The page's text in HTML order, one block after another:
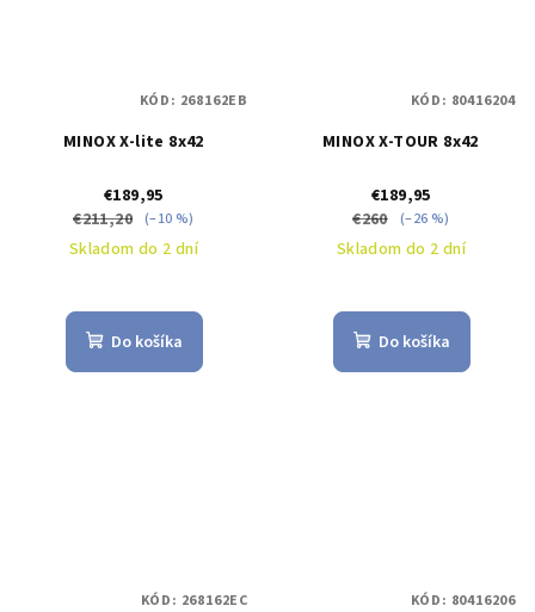
MINOX X-lite 8x42
€189,95
€211,20 (–10 %)
Skladom do 2 dní
Do košíka
KÓD: 268162EB
MINOX X-TOUR 8x42
€189,95
€260 (–26 %)
Skladom do 2 dní
Do košíka
KÓD: 80416204
KÓD: 268162EC KÓD: 80416206